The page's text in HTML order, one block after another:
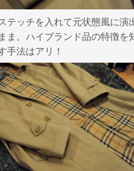
ッチを入れて元状態風に
ま。ハイブランド品の特徴
手法はアリ！